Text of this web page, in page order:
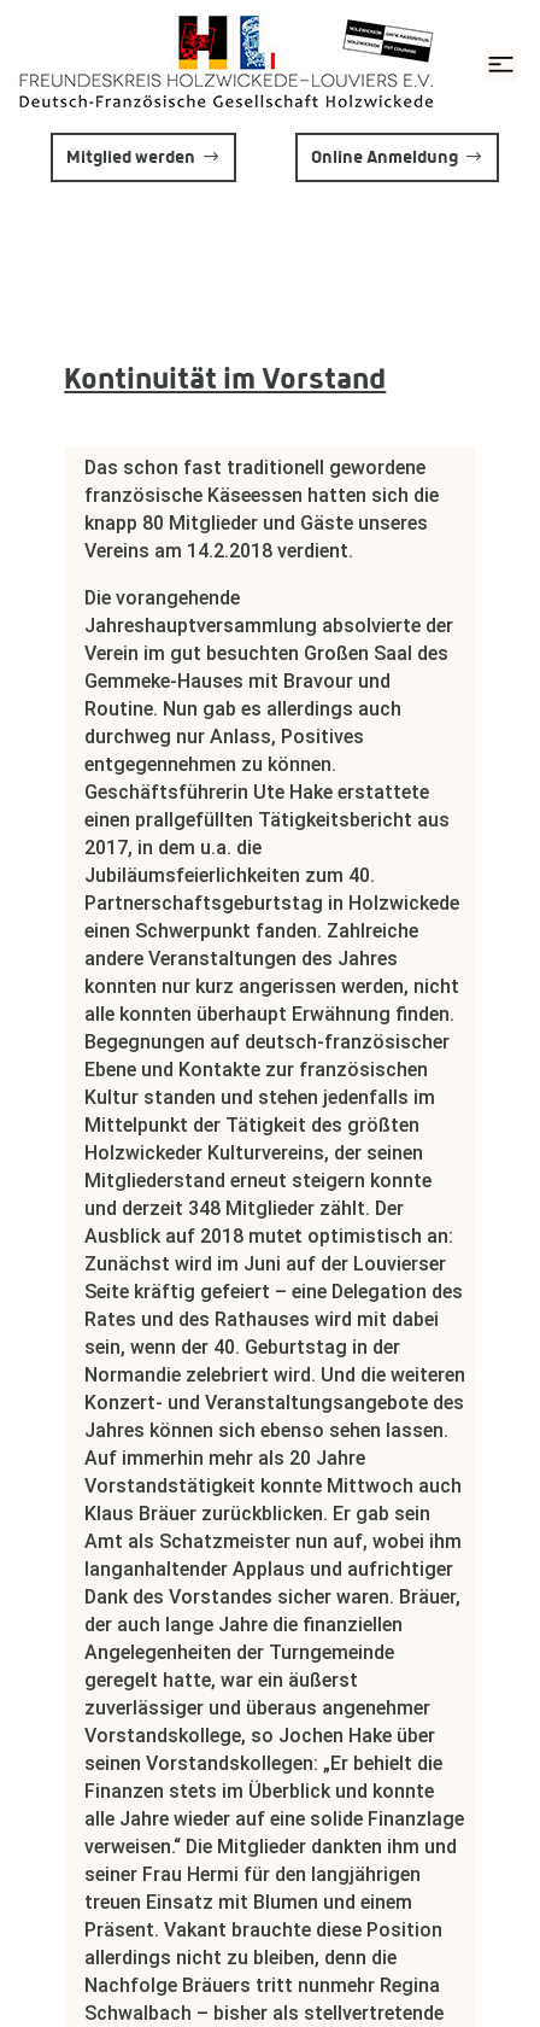
Mitglied werden Online Anmeldung
Kontinuität im Vorstand
Das schon fast traditionell gewordene
französische Käseessen hatten sich die
knapp 80 Mitglieder und Gäste unseres
Vereins am 14.2.2018 verdient.
Die vorangehende
Jahreshauptversammlung absolvierte der
Verein im gut besuchten Großen Saal des
Gemmeke-Hauses mit Bravour und
Routine. Nun gab es allerdings auch
durchweg nur Anlass, Positives
entgegennehmen zu können.
Geschäftsführerin Ute Hake erstattete
einen prallgefüllten Tätigkeitsbericht aus
2017, in dem u.a. die
Jubiläumsfeierlichkeiten zum 40.
Partnerschaftsgeburtstag in Holzwickede
einen Schwerpunkt fanden. Zahlreiche
andere Veranstaltungen des Jahres
konnten nur kurz angerissen werden, nicht
alle konnten überhaupt Erwähnung finden.
Begegnungen auf deutsch-französischer
Ebene und Kontakte zur französischen
Kultur standen und stehen jedenfalls im
Mittelpunkt der Tätigkeit des größten
Holzwickeder Kulturvereins, der seinen
Mitgliederstand erneut steigern konnte
und derzeit 348 Mitglieder zählt. Der
Ausblick auf 2018 mutet optimistisch an:
Zunächst wird im Juni auf der Louvierser
Seite kräftig gefeiert – eine Delegation des
Rates und des Rathauses wird mit dabei
sein, wenn der 40. Geburtstag in der
Normandie zelebriert wird. Und die weiteren
Konzert- und Veranstaltungsangebote des
Jahres können sich ebenso sehen lassen.
Auf immerhin mehr als 20 Jahre
Vorstandstätigkeit konnte Mittwoch auch
Klaus Bräuer zurückblicken. Er gab sein
Amt als Schatzmeister nun auf, wobei ihm
langanhaltender Applaus und aufrichtiger
Dank des Vorstandes sicher waren. Bräuer,
der auch lange Jahre die finanziellen
Angelegenheiten der Turngemeinde
geregelt hatte, war ein äußerst
zuverlässiger und überaus angenehmer
Vorstandskollege, so Jochen Hake über
seinen Vorstandskollegen: „Er behielt die
Finanzen stets im Überblick und konnte
alle Jahre wieder auf eine solide Finanzlage
verweisen.“ Die Mitglieder dankten ihm und
seiner Frau Hermi für den langjährigen
treuen Einsatz mit Blumen und einem
Präsent. Vakant brauchte diese Position
allerdings nicht zu bleiben, denn die
Nachfolge Bräuers tritt nunmehr Regina
Schwalbach – bisher als stellvertretende